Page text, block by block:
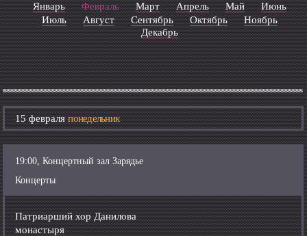
Январь Февраль Март Апрель Май
Июнь
Июль
Август Сентябрь Октябрь
Ноябрь
Декабрь
15 февраляпонедельник
19:00, Концертный зал Зарядье
Концерты
Патриарший хор Данилова
монастыря